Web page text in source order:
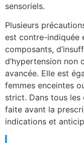
sensoriels.
Plusieurs
est contre-indiquée
composants,
d’hypertension non
avancée. Elle est
femmes enceintes
strict. Dans tous les
faite avant la
indications et